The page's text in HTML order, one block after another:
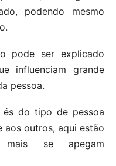
podendo mesmo
pode ser explicado
influenciam grande
pessoa.
és do tipo de pessoa
aos outros, aqui estão
se apegam